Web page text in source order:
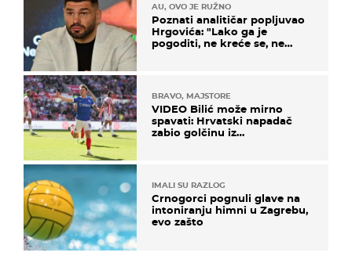
AU, OVO JE RUŽNO
Poznati analitičar popljuvao
Hrgovića: "Lako ga je
pogoditi, ne kreće se, ne
BRAVO, MAJSTORE
VIDEO Bilić može mirno
spavati: Hrvatski napadač
zabio golčinu iz
IMALI SU RAZLOG
Crnogorci pognuli glave na
intoniranju himni u Zagrebu,
evo zašto